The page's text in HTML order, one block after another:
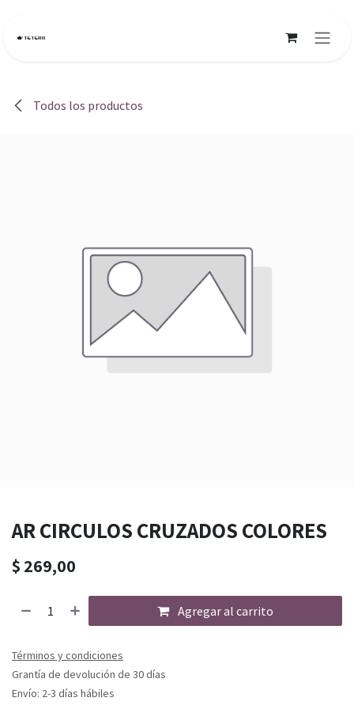
Todos los productos
AR CIRCULOS CRUZADOS COLORES
$ 269,00
Agregar al carrito
Términos y condiciones
Grantía de devolución de 30 días
Envío: 2-3 días hábiles